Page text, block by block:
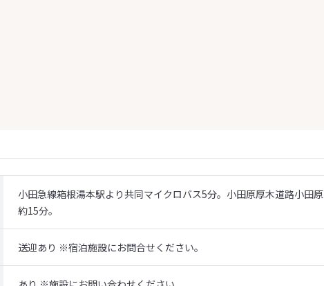
小田急線箱根湯本駅より共同マイクロバス5分。小田原厚木道路小田
約15分。
送迎あり ※宿泊施設にお問合せください。